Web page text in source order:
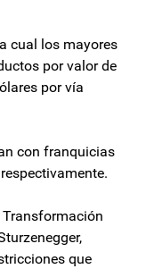
cual los mayores
por valor de
por vía
con franquicias
que